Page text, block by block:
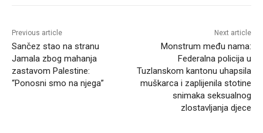
Previous article
Sančez stao na stranu
Jamala zbog mahanja
zastavom Palestine:
“Ponosni smo na njega”
Next article
Monstrum među nama:
Federalna policija u
Tuzlanskom kantonu uhapsila
muškarca i zaplijenila stotine
snimaka seksualnog
zlostavljanja djece